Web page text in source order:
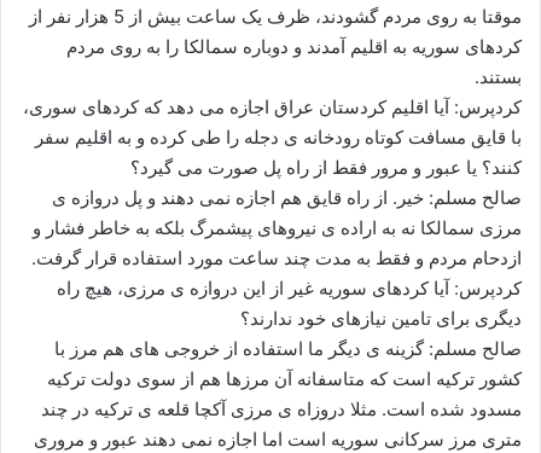
موقتا به روی مردم گشودند، ظرف یک ساعت بیش از 5 هزار نفر از
کردهای سوریه به اقلیم آمدند و دوباره سمالکا را به روی مردم
بستند.
کردپرس: آیا اقلیم کردستان عراق اجازه می دهد که کردهای سوری،
با قایق مسافت کوتاه رودخانه ی دجله را طی کرده و به اقلیم سفر
کنند؟ یا عبور و مرور فقط از راه پل صورت می گیرد؟
صالح مسلم: خیر. از راه قایق هم اجازه نمی دهند و پل دروازه ی
مرزی سمالکا نه به اراده ی نیروهای پیشمرگ بلکه به خاطر فشار و
ازدحام مردم و فقط به مدت چند ساعت مورد استفاده قرار گرفت.
کردپرس: آیا کردهای سوریه غیر از این دروازه ی مرزی، هیچ راه
دیگری برای تامین نیازهای خود ندارند؟
صالح مسلم: گزینه ی دیگر ما استفاده از خروجی های هم مرز با
کشور ترکیه است که متاسفانه آن مرزها هم از سوی دولت ترکیه
مسدود شده است. مثلا دروزاه ی مرزی آکچا قلعه ی ترکیه در چند
متری مرز سرکانی سوریه است اما اجازه نمی دهند عبور و مروری